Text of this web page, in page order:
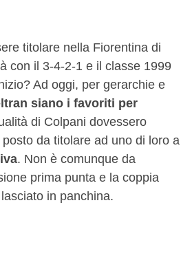
titolare nella Fiorentina di
con il 3-4-2-1 e il classe 1999
Ad oggi, per gerarchie e
siano i favoriti per
di Colpani dovessero
da titolare ad uno di loro a
. Non è comunque da
prima punta e la coppia
in panchina.